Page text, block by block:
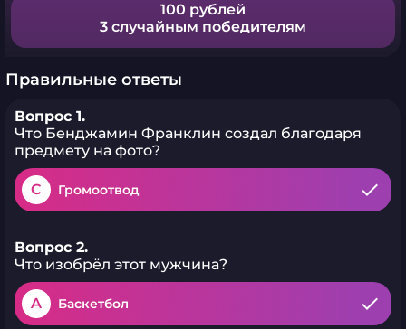
100 рублей
3 случайным победителям
Правильные ответы
Вопрос 1.
Что Бенджамин Франклин создал благодаря
предмету на фото?
C Громоотвод
Вопрос 2.
Что изобрёл этот мужчина?
A Баскетбол